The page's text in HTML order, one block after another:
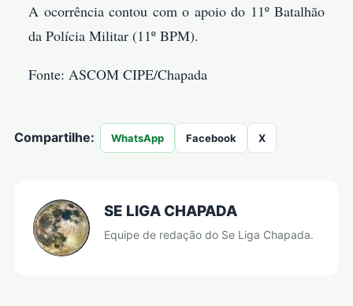
A ocorrência contou com o apoio do 11º Batalhão
da Polícia Militar (11º BPM).
Fonte: ASCOM CIPE/Chapada
Compartilhe: WhatsApp Facebook X
SE LIGA CHAPADA
Equipe de redação do Se Liga Chapada.